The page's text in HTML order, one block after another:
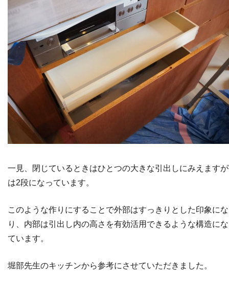
一見、閉じているときはひとつの大きな引出しにみえます
は2段になっています。
このような作りにすることで外部はすっきりとした印象にな
り、内部は引出し内の高さを有効活用できるような構造に
ています。
堀部先生のキッチンから参考にさせていただきました。